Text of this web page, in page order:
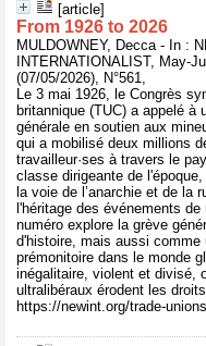
[article]
From 1926 to 2026
MULDOWNEY, Decca - In :
INTERNATIONALIST, May-
(07/05/2026), N°561,
Le 3 mai 1926, le Congrès
britannique (TUC) a appelé à
générale en soutien aux
qui a mobilisé deux millions
travailleur·ses à travers le
classe dirigeante de
la voie de l’anarchie et de la
l'héritage des événements
numéro explore la grève
d'histoire, mais aussi comme
prémonitoire dans le monde
inégalitaire, violent et divisé,
ultralibéraux érodent les
https://newint.org/trade-